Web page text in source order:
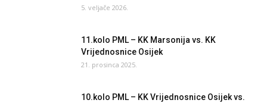
5. veljače 2026.
11.kolo PML – KK Marsonija vs. KK
Vrijednosnice Osijek
21. prosinca 2025.
10.kolo PML – KK Vrijednosnice Osijek vs.